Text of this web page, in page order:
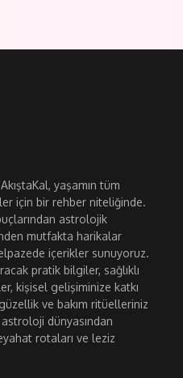
yaşamın tüm
için bir rehber niteliğinde.
astrolojik
mutfakta harikalar
içerikler sunuyoruz.
pratik bilgiler, sağlıklı
kişisel gelişiminize katkı
ve bakım ritüelleriniz
dünyasından
rotaları ve leziz